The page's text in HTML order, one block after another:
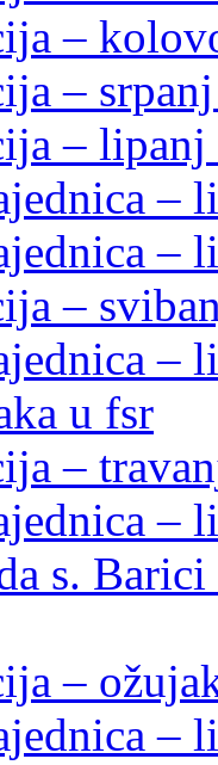
–
–
– lipanj
–
–
–
–
u fsr
–
–
s.
–
–